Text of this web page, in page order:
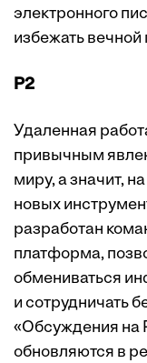
электронного
избежать
P2
Удаленная
привычным
миру, а значит,
новых
разработан
платформа,
обмениваться
и сотрудничать
«Обсуждения на
обновляются в